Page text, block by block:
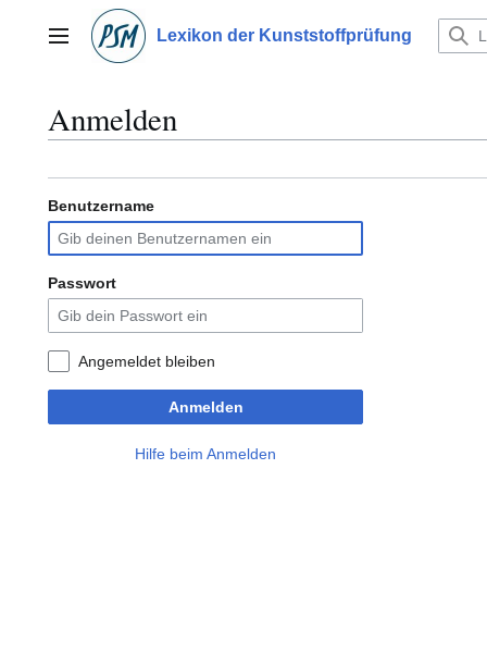
springenHauptmenü Lexikon der Kunststoffprüfung
Anmelden
Benutzername
Passwort
Angemeldet bleiben
Anmelden
Hilfe beim Anmelden